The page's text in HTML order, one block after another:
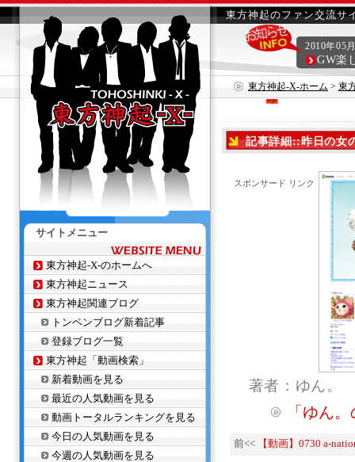
東方神起のファン交流サ
東方神起-X-ホーム > 東
2010年05
GW楽
記事詳細::昨日の女
スポンサード リンク
著者：ゆん。
「ゆん
前<< 【動画】0730 a-
サイトメニュー
東方神起-X-のホームへ
東方神起ニュース
東方神起関連ブログ
トンペンブログ新着記事
登録ブログ一覧
東方神起「動画検索」
新着動画を見る
最近の人気動画を見る
動画トータルランキングを見る
今日の人気動画を見る
今週の人気動画を見る